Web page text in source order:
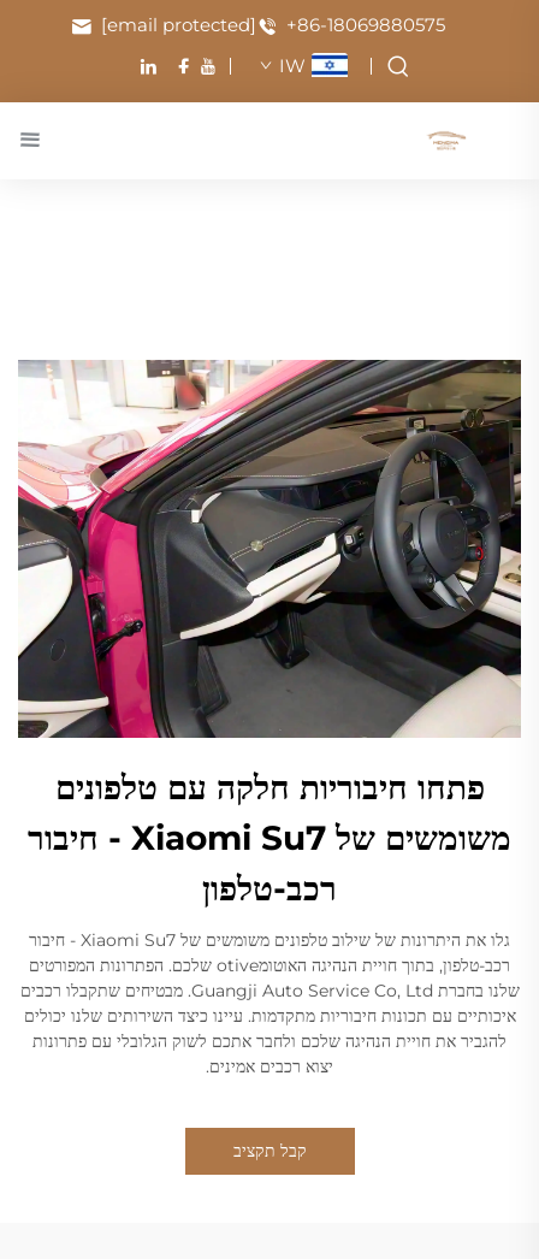
+86-18069880575
[email protected]
IW
פתחו חיבוריות חלקה עם טלפונים
משומשים של Xiaomi Su7 - חיבור
רכב-טלפון
גלו את היתרונות של שילוב טלפונים משומשים של Xiaomi Su7 - חיבור
רכב-טלפון, בתוך חויית הנהיגה האוטומotive שלכם. הפתרונות המפורטים
שלנו בחברת Guangji Auto Service Co, Ltd. מבטיחים שתקבלו רכבים
איכותיים עם תכונות חיבוריות מתקדמות. עיינו כיצד השירותים שלנו יכולים
להגביר את חויית הנהיגה שלכם ולחבר אתכם לשוק הגלובלי עם פתרונות
יצוא רכבים אמינים.
קבל תקציב